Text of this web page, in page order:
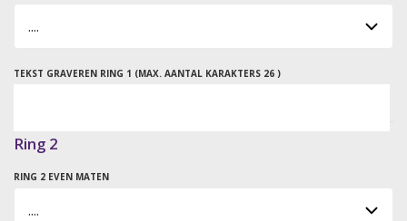
TEKST GRAVEREN RING 1 (MAX. AANTAL KARAKTERS 26 )
Ring 2
RING 2 EVEN MATEN